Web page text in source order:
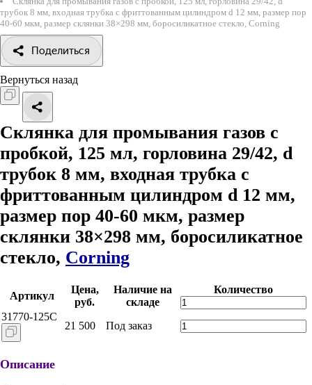
трубок 8 мм, входная трубка с фриттованным цилиндром d 12 мм, размер пор
40-60 мкм, размер склянки 38×298 мм, боросиликатное стекло, Corning
Поделиться
Вернуться назад
Склянка для промывания газов с
пробкой, 125 мл, горловина 29/42, d
трубок 8 мм, входная трубка с
фриттованным цилиндром d 12 мм,
размер пор 40-60 мкм, размер
склянки 38×298 мм, боросиликатное
стекло, Corning
Артикул
Цена,
руб.
Наличие на
складе
Количество
31770-125C
21 500 Под заказ
Описание